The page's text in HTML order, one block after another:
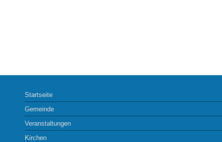
Startseite
Gemeinde
Veranstaltungen
Kirchen